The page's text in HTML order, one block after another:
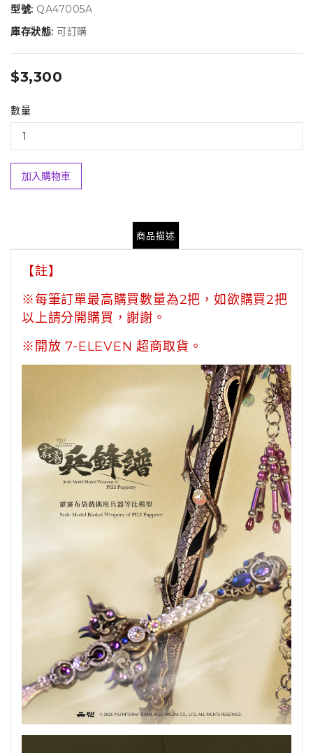
型號: QA47005A
庫存狀態: 可訂購
$3,300
數量
加入購物車
商品描述
【註】
※每筆訂單最高購買數量為2把，如欲購買2把
以上請分開購買，謝謝。
※開放 7-ELEVEN 超商取貨。